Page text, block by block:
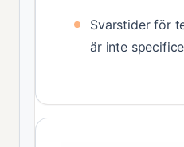
Svarstider för
är inte